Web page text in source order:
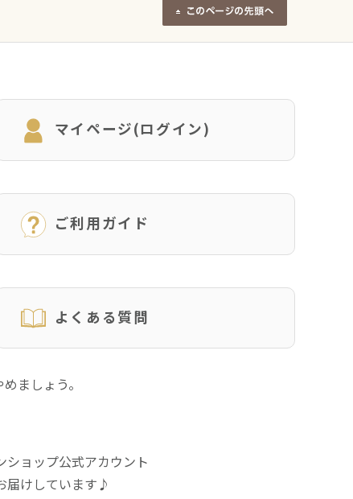
マイページ(ログイン)
ご利用ガイド
よくある質問
ましょう。
ショップ公式アカウント
届けしています♪